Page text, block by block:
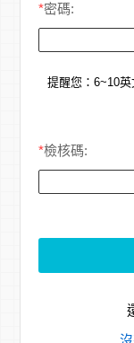
*密碼:
提醒您：6~10
*檢核碼: